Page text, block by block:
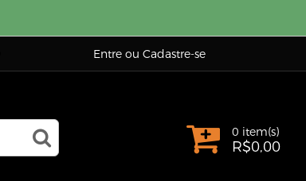
Entre ou Cadastre-se
0 item(s)
R$0,00